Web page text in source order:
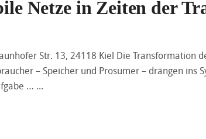
Netze in Zeiten der
Str. 13, 24118 Kiel Die Transformation
– Speicher und Prosumer – drängen ins
…